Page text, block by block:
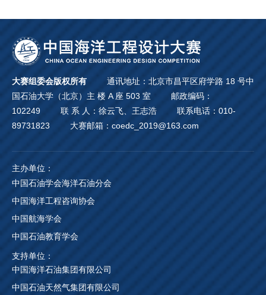
大赛组委会版权所有
通讯地址：北京市昌平区府学路 18 号中
国石油大学（北京）主 楼 A 座 503 室
邮政编码：
102249
联 系 人：徐云飞、王志浩
联系电话：010-
89731823
大赛邮箱：coedc_2019@163.com
主办单位：
中国石油学会海洋石油分会
中国海洋工程咨询协会
中国航海学会
中国石油教育学会
支持单位：
中国海洋石油集团有限公司
中国石油天然气集团有限公司